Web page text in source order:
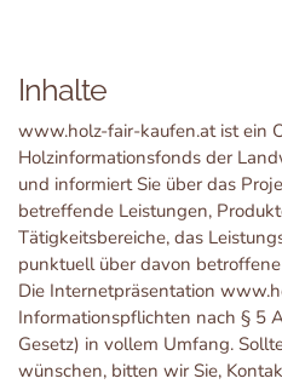
Inhalte
www.holz-fair-kaufen.at ist ein
Holzinformationsfonds der
und informiert Sie über das
betreffende Leistungen,
Tätigkeitsbereiche, das
punktuell über davon
Die Internetpräsentation
Informationspflichten nach § 5
Gesetz) in vollem Umfang.
wünschen, bitten wir Sie,